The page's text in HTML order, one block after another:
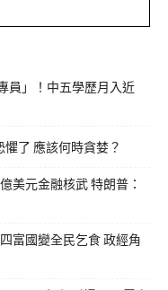
員」！中五學歷月入近
了 應該何時貪婪？
美元金融核武 特朗普：
富國變全民乞食 政經角